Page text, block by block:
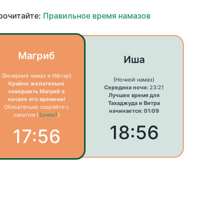
Правильное время намазов
Магриб
(Вечерний намаз и Ифтар)
Крайне желательно
совершить Магриб в
начале его времени!
Обязательно сверяйте с
закатом (Зачем?)
17:56
Иша
(Ночной намаз)
Середина ночи: 23:21
Лучшее время для
Тахаджуда и Витра
начинается: 01:09
18:56